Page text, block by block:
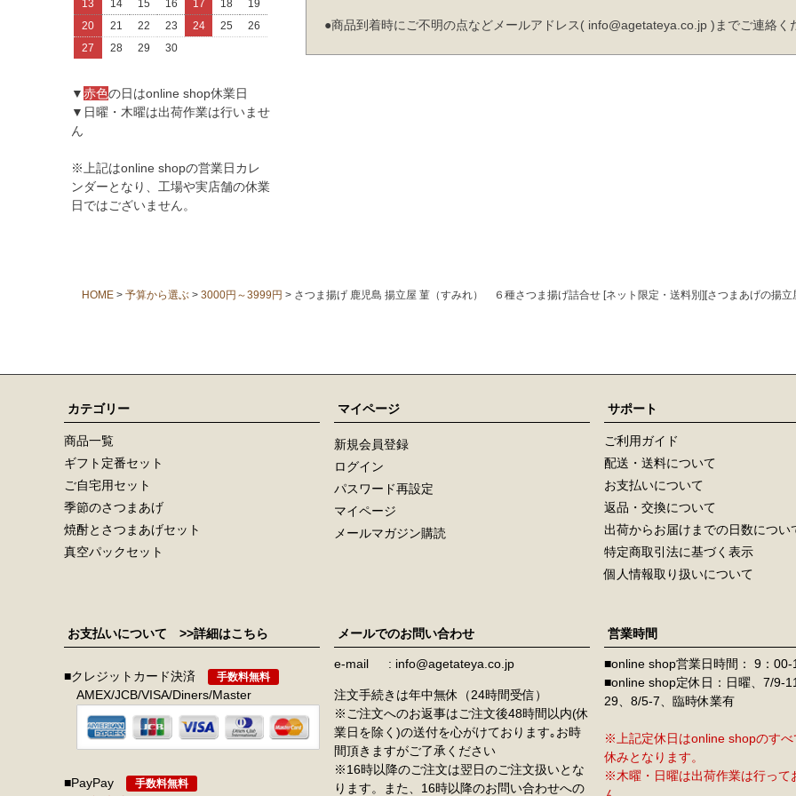
13
14 15 16 17 18
19
20
21 22 23 24 25
26
27
28 29 30
▼赤色の日はonline shop休業日
▼日曜・木曜は出荷作業は行いませ
ん
※上記はonline shopの営業日カレ
ンダーとなり、工場や実店舗の休業
日ではございません。
●商品到着時にご不明の点などメールアドレス( info@agetateya.co.jp )までご連絡く
HOME 予算から選ぶ 3000円～3999円 さつま揚げ 鹿児島 揚立屋 菫（すみれ） ６種さつま揚げ詰合せ [ネット限定・送料別][さつまあげの揚立
カテゴリー
商品一覧
ギフト定番セット
ご自宅用セット
季節のさつまあげ
焼酎とさつまあげセット
真空パックセット
マイページ
新規会員登録
ログイン
パスワード再設定
マイページ
メールマガジン購読
サポート
ご利用ガイド
配送・送料について
お支払いについて
返品・交換について
出荷からお届けまでの日数につい
特定商取引法に基づく表示
個人情報取り扱いについて
お支払いについて >>詳細はこちら
■クレジットカード決済 手数料無料
AMEX/JCB/VISA/Diners/Master
■PayPay 手数料無料
メールでのお問い合わせ
e-mail info@agetateya.co.jp
注文手続きは年中無休（24時間受信）
※ご注文へのお返事はご注文後48時間以内(休
業日を除く)の送付を心がけております｡お時
間頂きますがご了承ください
※16時以降のご注文は翌日のご注文扱いとな
ります。また、16時以降のお問い合わせへの
営業時間
■online shop営業日時間： 9：00-
■online shop定休日：日曜、7/9-
29、8/5-7、臨時休業有
※上記定休日はonline shopのすべ
休みとなります。
※木曜・日曜は出荷作業は行って